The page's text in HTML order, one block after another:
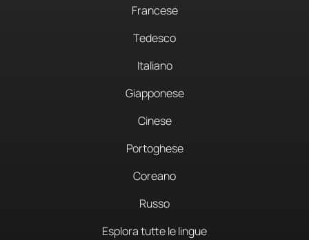
Francese
Tedesco
Italiano
Giapponese
Cinese
Portoghese
Coreano
Russo
Esplora tutte le lingue